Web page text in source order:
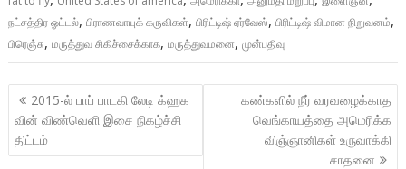
நட்சத்திர ஓட்டல்,பிராணவாயுக் கருவிகள்,பிரிட்டிஷ் ஏர்வேஸ்,பிரிட்டிஷ் விமான நிறுவனம்,
பிரெஞ்சு,மருத்துவ சிகிச்சைக்காக,மருத்துவமனை,முன்பதிவு
Post
navigation
2015-ல் பாப் பாடகி லேடி க்ஹக
வின் விண்வெளி இசை நிகழ்ச்சி
திட்டம்
கண்களில் நீர் வரவழைக்காத
வெங்காயத்தை அமெரிக்க
விஞ்ஞானிகள் உருவாக்கி
சாதனை